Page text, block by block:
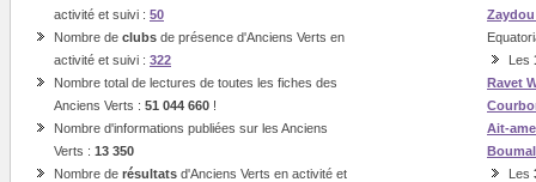
activité et suivi : 50
Nombre de clubs de présence d'Anciens Verts en
activité et suivi : 322
Nombre total de lectures de toutes les fiches des
Anciens Verts : 51 044 660 !
Nombre d'informations publiées sur les Anciens
Verts : 13 350
Nombre de résultats d'Anciens Verts en activité et
Les
Ravet
Ait-
Boumal
Les